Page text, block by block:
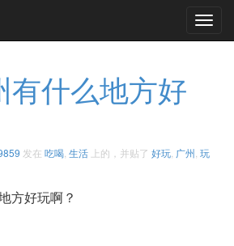
有什么地方好
发在 吃喝 生活 上的，并贴了 好玩 广州 玩
方好玩啊？